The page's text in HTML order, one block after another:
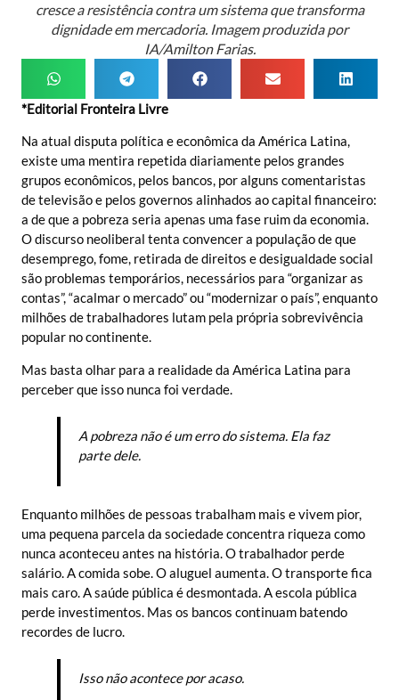
cresce a resistência contra um sistema que transforma
dignidade em mercadoria. Imagem produzida por
IA/Amilton Farias.
*Editorial Fronteira Livre
Na atual disputa política e econômica da América Latina,
existe uma mentira repetida diariamente pelos grandes
grupos econômicos, pelos bancos, por alguns comentaristas
de televisão e pelos governos alinhados ao capital financeiro:
a de que a pobreza seria apenas uma fase ruim da economia.
O discurso neoliberal tenta convencer a população de que
desemprego, fome, retirada de direitos e desigualdade social
são problemas temporários, necessários para “organizar as
contas”, “acalmar o mercado” ou “modernizar o país”, enquanto
milhões de trabalhadores lutam pela própria sobrevivência
popular no continente.
Mas basta olhar para a realidade da América Latina para
perceber que isso nunca foi verdade.
A pobreza não é um erro do sistema. Ela faz
parte dele.
Enquanto milhões de pessoas trabalham mais e vivem pior,
uma pequena parcela da sociedade concentra riqueza como
nunca aconteceu antes na história. O trabalhador perde
salário. A comida sobe. O aluguel aumenta. O transporte fica
mais caro. A saúde pública é desmontada. A escola pública
perde investimentos. Mas os bancos continuam batendo
recordes de lucro.
Isso não acontece por acaso.